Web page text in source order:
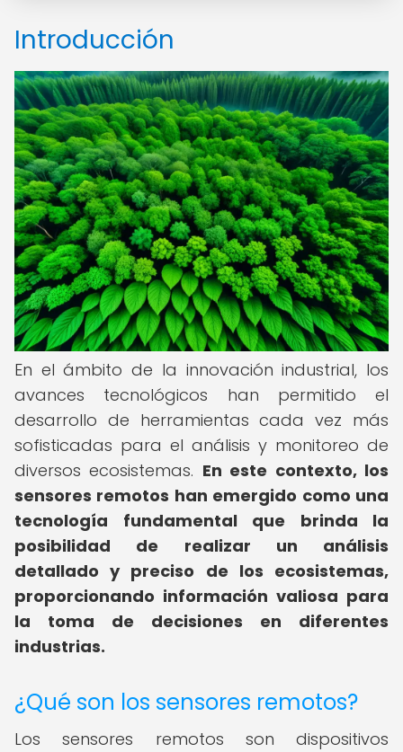
Introducción
En el ámbito de la innovación industrial, los
avances tecnológicos han permitido el
desarrollo de herramientas cada vez más
sofisticadas para el análisis y monitoreo de
diversos ecosistemas. En este contexto, los
sensores remotos han emergido como una
tecnología fundamental que brinda la
posibilidad de realizar un análisis
detallado y preciso de los ecosistemas,
proporcionando información valiosa para
la toma de decisiones en diferentes
industrias.
¿Qué son los sensores remotos?
Los sensores remotos son dispositivos